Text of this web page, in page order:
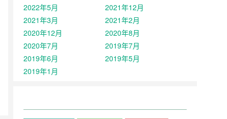
2022年5月
2021年12月
2021年3月
2021年2月
2020年12月
2020年8月
2020年7月
2019年7月
2019年6月
2019年5月
2019年1月